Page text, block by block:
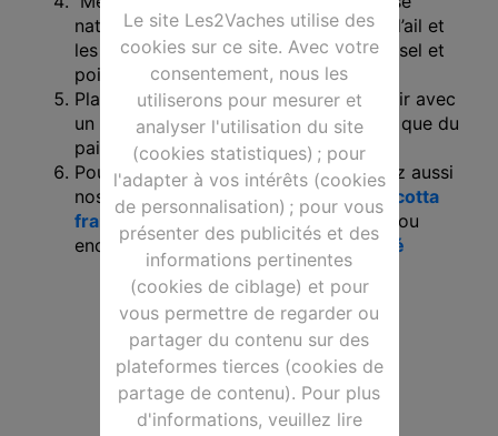
nature avec le concombre, la gousse d’ail et
les feuilles de menthe. Assaisonner en sel et
poivre.
Placer au frais pour 1h00 ou plus. Servir avec
un peu d’huile d’olive et de citron ainsi que du
pain pita.
Pour compléter votre repas, découvrez aussi
nos recettes sucrées comme la
pannacotta
framboise
gâteau au skyr pomme
ou
encore une recette detiramisu au café
Le site Les2Vaches utilise des
cookies sur ce site. Avec votre
consentement, nous les
utiliserons pour mesurer et
analyser l'utilisation du site
(cookies statistiques) ; pour
l'adapter à vos intérêts (cookies
de personnalisation) ; pour vous
présenter des publicités et des
informations pertinentes
(cookies de ciblage) et pour
vous permettre de regarder ou
partager du contenu sur des
plateformes tierces (cookies de
partage de contenu). Pour plus
d'informations, veuillez lire